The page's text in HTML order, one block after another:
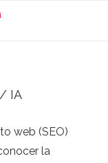
/ IA
web (SEO)
la